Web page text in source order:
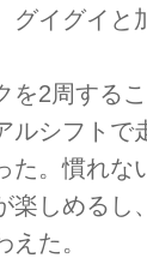
グイグイと
を2周する
ルシフトで
た。慣れな
楽しめるし
えた。